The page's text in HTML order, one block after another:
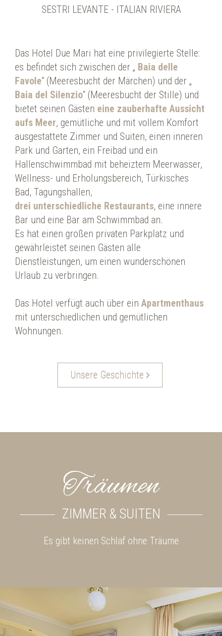
SESTRI LEVANTE - ITALIAN RIVIERA
Das Hotel Due Mari hat eine privilegierte Stelle:
es befindet sich zwischen der „ Baia delle
Favole“ (Meeresbucht der Märchen) und der „
Baia del Silenzio“ (Meeresbucht der Stille) und
bietet seinen Gästen eine zauberhafte Aussicht
aufs Meer, gemütliche und mit vollem Komfort
ausgestattete Zimmer und Suiten, einen inneren
Park und Garten, ein Freibad und ein
Hallenschwimmbad mit beheiztem Meerwasser,
Wellness- und Erholungsbereich, Türkisches
Bad, Tagungshallen,
drei unterschiedliche Restaurants, eine innere
Bar und eine Bar am Schwimmbad an.
Es hat einen großen privaten Parkplatz und
gewährleistet seinen Gästen alle
Dienstleistungen, um einen wunderschönen
Urlaub zu verbringen.
Das Hotel verfügt auch über ein Apartmenthaus
mit unterschiedlichen und gemütlichen
Wohnungen.
Unsere Geschichte
Träumen
ZIMMER & SUITEN
Es gibt keinen Schlaf ohne Träume